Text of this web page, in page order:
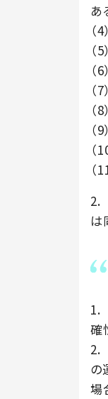
あ
（
（
（
（
（
（
（
（
2.
は
1.
確
2.
の
場